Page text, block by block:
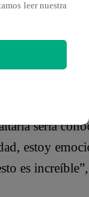
años. La
sería
estoy
es
leer nuestra